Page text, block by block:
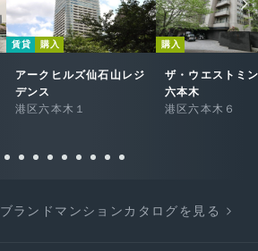
賃貸 購入
アークヒルズ仙石山レジ
デンス
港区六本木１
購入
ザ・ウエストミ
六本木
港区六本木６
ブランドマンションカタログを見る